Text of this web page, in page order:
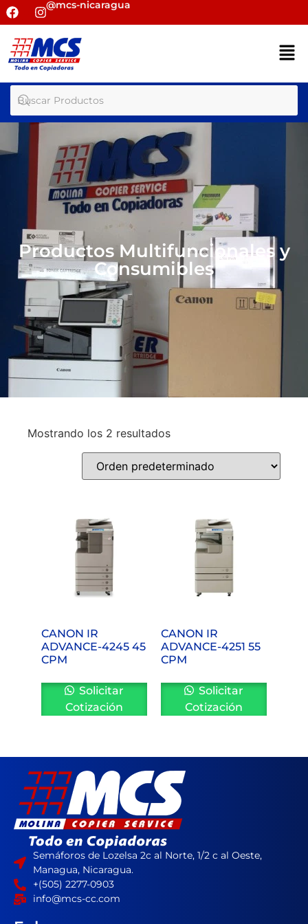
@mcs-nicaragua
Productos Multifuncionales y
Consumibles
Mostrando los 2 resultados
CANON IR
ADVANCE-4245 45
CPM
Solicitar
Cotización
CANON IR
ADVANCE-4251 55
CPM
Solicitar
Cotización
Semáforos de Lozelsa 2c al Norte, 1/2 c al Oeste,
Managua, Nicaragua.
+(505) 2277-0903
info@mcs-cc.com